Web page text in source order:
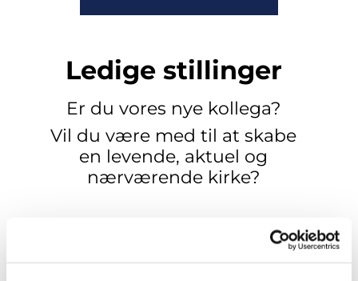
Ledige stillinger
Er du vores nye kollega?
Vil du være med til at skabe
en levende, aktuel og
nærværende kirke?